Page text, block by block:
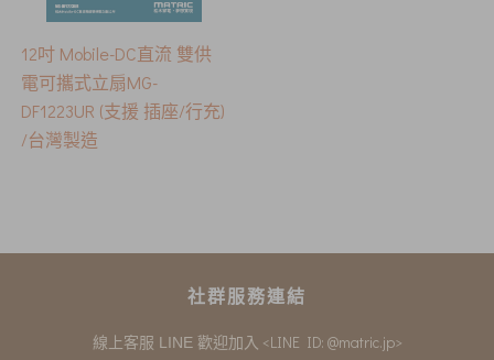
12吋 Mobile-DC直流 雙供
電可攜式立扇MG-
DF1223UR (支援 插座/行充)
/台灣製造
社群服務連結
線上客服 LINE 歡迎加入 <LINE ID: @matric.jp>